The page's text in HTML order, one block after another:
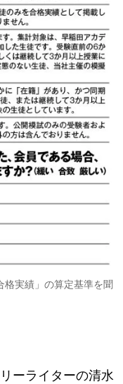
実績」の算定基準を聞
ーライターの清水